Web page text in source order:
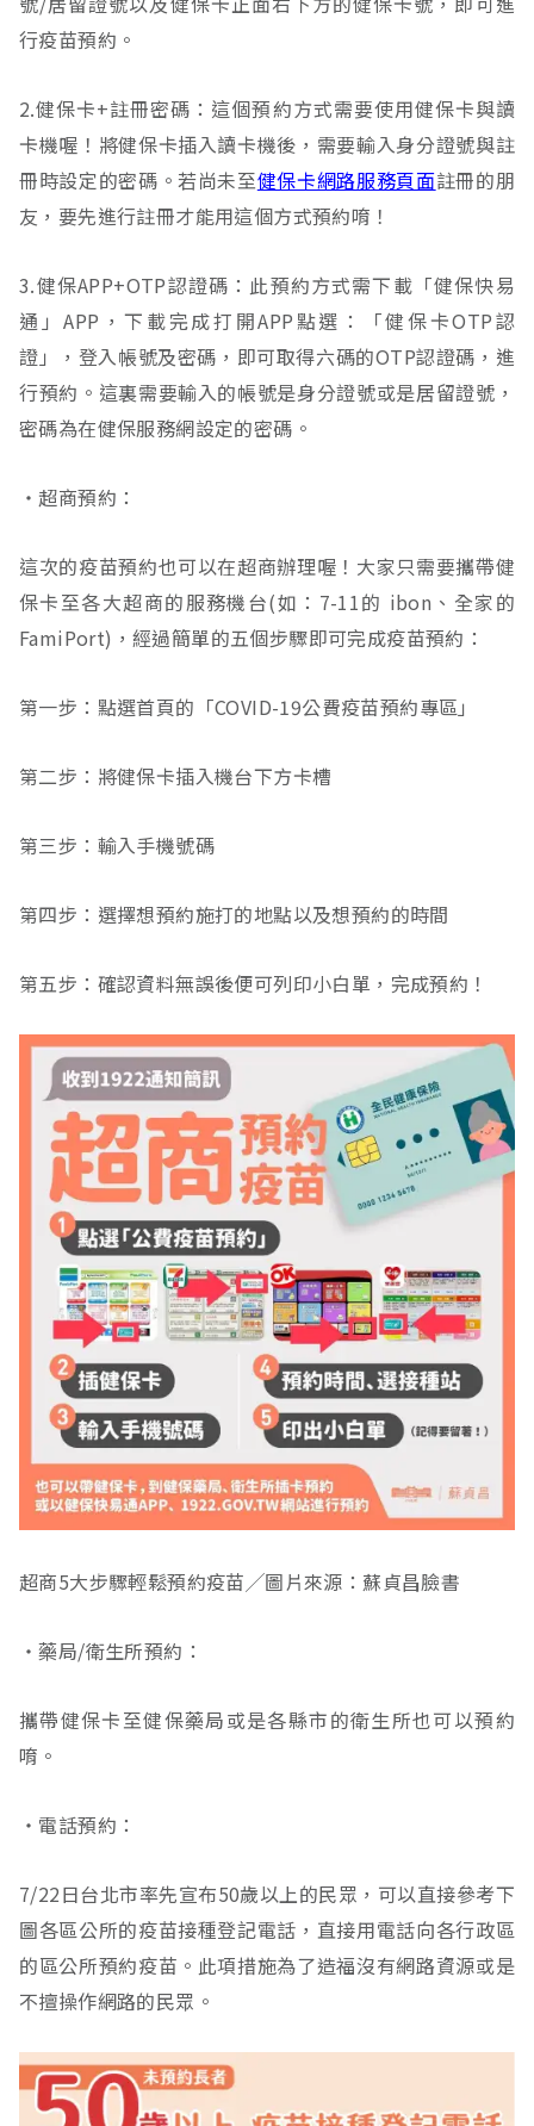
行疫苗預約。
2.健保卡+註冊密碼：這個預約方式需要使用健保卡與讀
卡機喔！將健保卡插入讀卡機後，需要輸入身分證號與註
冊時設定的密碼。若尚未至健保卡網路服務頁面註冊的朋
友，要先進行註冊才能用這個方式預約唷！
3.健保APP+OTP認證碼：此預約方式需下載「健保快易
通」APP，下載完成打開APP點選：「健保卡OTP認
證」，登入帳號及密碼，即可取得六碼的OTP認證碼，進
行預約。這裏需要輸入的帳號是身分證號或是居留證號，
密碼為在健保服務網設定的密碼。
‧超商預約：
這次的疫苗預約也可以在超商辦理喔！大家只需要攜帶健
保卡至各大超商的服務機台(如：7-11的 ibon、全家的
FamiPort)，經過簡單的五個步驟即可完成疫苗預約：
第一步：點選首頁的「COVID-19公費疫苗預約專區」
第二步：將健保卡插入機台下方卡槽
第三步：輸入手機號碼
第四步：選擇想預約施打的地點以及想預約的時間
第五步：確認資料無誤後便可列印小白單，完成預約！
超商5大步驟輕鬆預約疫苗╱圖片來源：蘇貞昌臉書
‧藥局/衛生所預約：
攜帶健保卡至健保藥局或是各縣市的衛生所也可以預約
唷。
‧電話預約：
7/22日台北市率先宣布50歲以上的民眾，可以直接參考下
圖各區公所的疫苗接種登記電話，直接用電話向各行政區
的區公所預約疫苗。此項措施為了造福沒有網路資源或是
不擅操作網路的民眾。